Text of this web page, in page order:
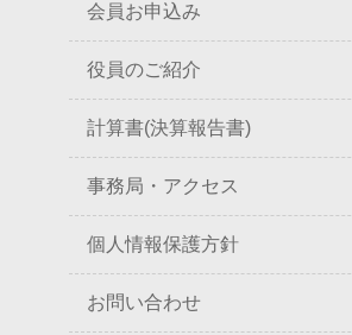
会員お申込み
役員のご紹介
計算書(決算報告書)
事務局・アクセス
個人情報保護方針
お問い合わせ